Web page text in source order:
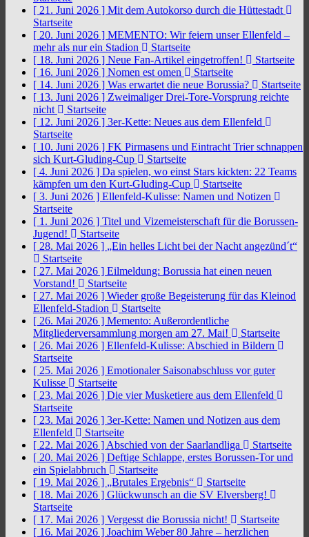
[ 21. Juni 2026 ] Mit dem Autokorso durch die Hüttestadt
Startseite
[ 20. Juni 2026 ] MEMENTO: Wir feiern unser Ellenfeld –
mehr als nur ein Stadion
Startseite
[ 18. Juni 2026 ] Neue Fan-Artikel eingetroffen!
Startseite
[ 16. Juni 2026 ] Nomen est omen
Startseite
[ 14. Juni 2026 ] Was erwartet die neue Borussia?
Startseite
[ 13. Juni 2026 ] Zweimaliger Drei-Tore-Vorsprung reichte
nicht
Startseite
[ 12. Juni 2026 ] 3er-Kette: Neues aus dem Ellenfeld
Startseite
[ 10. Juni 2026 ] FK Pirmasens und Eintracht Trier schnappen
sich Kurt-Gluding-Cup
Startseite
[ 4. Juni 2026 ] Da spielen, wo einst Stars kickten: 22 Teams
kämpfen um den Kurt-Gluding-Cup
Startseite
[ 3. Juni 2026 ] Ellenfeld-Kulisse: Namen und Notizen
Startseite
[ 1. Juni 2026 ] Titel und Vizemeisterschaft für die Borussen-
Jugend!
Startseite
[ 28. Mai 2026 ] „Ein helles Licht bei der Nacht angezünd´t“
Startseite
[ 27. Mai 2026 ] Eilmeldung: Borussia hat einen neuen
Vorstand!
Startseite
[ 27. Mai 2026 ] Wieder große Begeisterung für das Kleinod
Ellenfeld-Stadion
Startseite
[ 26. Mai 2026 ] Memento: Außerordentliche
Mitgliederversammlung morgen am 27. Mai!
Startseite
[ 26. Mai 2026 ] Ellenfeld-Kulisse: Abschied in Bildern
Startseite
[ 25. Mai 2026 ] Emotionaler Saisonabschluss vor guter
Kulisse
Startseite
[ 23. Mai 2026 ] Die vier Musketiere aus dem Ellenfeld
Startseite
[ 23. Mai 2026 ] 3er-Kette: Namen und Notizen aus dem
Ellenfeld
Startseite
[ 22. Mai 2026 ] Abschied von der Saarlandliga
Startseite
[ 20. Mai 2026 ] Deftige Schlappe, erstes Borussen-Tor und
ein Spielabbruch
Startseite
[ 19. Mai 2026 ] „Brutales Ergebnis“
Startseite
[ 18. Mai 2026 ] Glückwunsch an die SV Elversberg!
Startseite
[ 17. Mai 2026 ] Vergesst die Borussia nicht!
Startseite
[ 16. Mai 2026 ] Joachim Weber 80 Jahre – herzlichen